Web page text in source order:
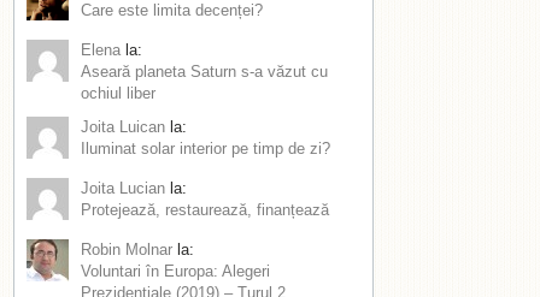
Care este limita decenței?
Elena la:
Aseară planeta Saturn s-a văzut cu
ochiul liber
Joita Luican la:
Iluminat solar interior pe timp de zi?
Joita Lucian la:
Protejează, restaurează, finanțează
Robin Molnar la:
Voluntari în Europa: Alegeri
Prezidențiale (2019) – Turul 2